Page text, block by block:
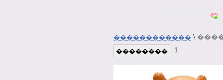
������������ \
�������� 1